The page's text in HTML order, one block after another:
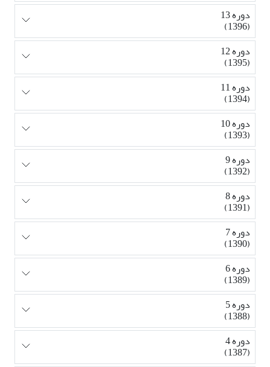
دوره 13
(1396)
دوره 12
(1395)
دوره 11
(1394)
دوره 10
(1393)
دوره 9
(1392)
دوره 8
(1391)
دوره 7
(1390)
دوره 6
(1389)
دوره 5
(1388)
دوره 4
(1387)